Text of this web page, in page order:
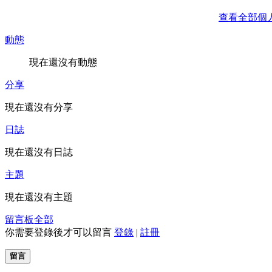
查看全部個
動態
現在還沒有動態
分享
現在還沒有分享
日誌
現在還沒有日誌
主題
現在還沒有主題
留言板全部
你需要登錄後才可以留言 登錄 | 註冊
留言